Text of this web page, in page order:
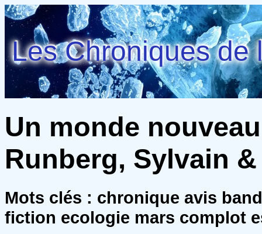
Les Chroniques de
Un monde
Runberg, Sylvain
Mots clés : chronique avis
fiction ecologie mars complot